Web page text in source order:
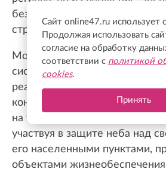
безопасность и связь с
страны.
Мобильные огневые группы
систему там, где особенно
реакции, маневренность и
контроль обстановки. Их
на территории Ленинградской
участвуя в защите неба над
его населенными пунктами,
объектами
Сайт online47.ru использует
Продолжая использовать
согласие на обработку
соответствии с политикой
cookies.
Принять